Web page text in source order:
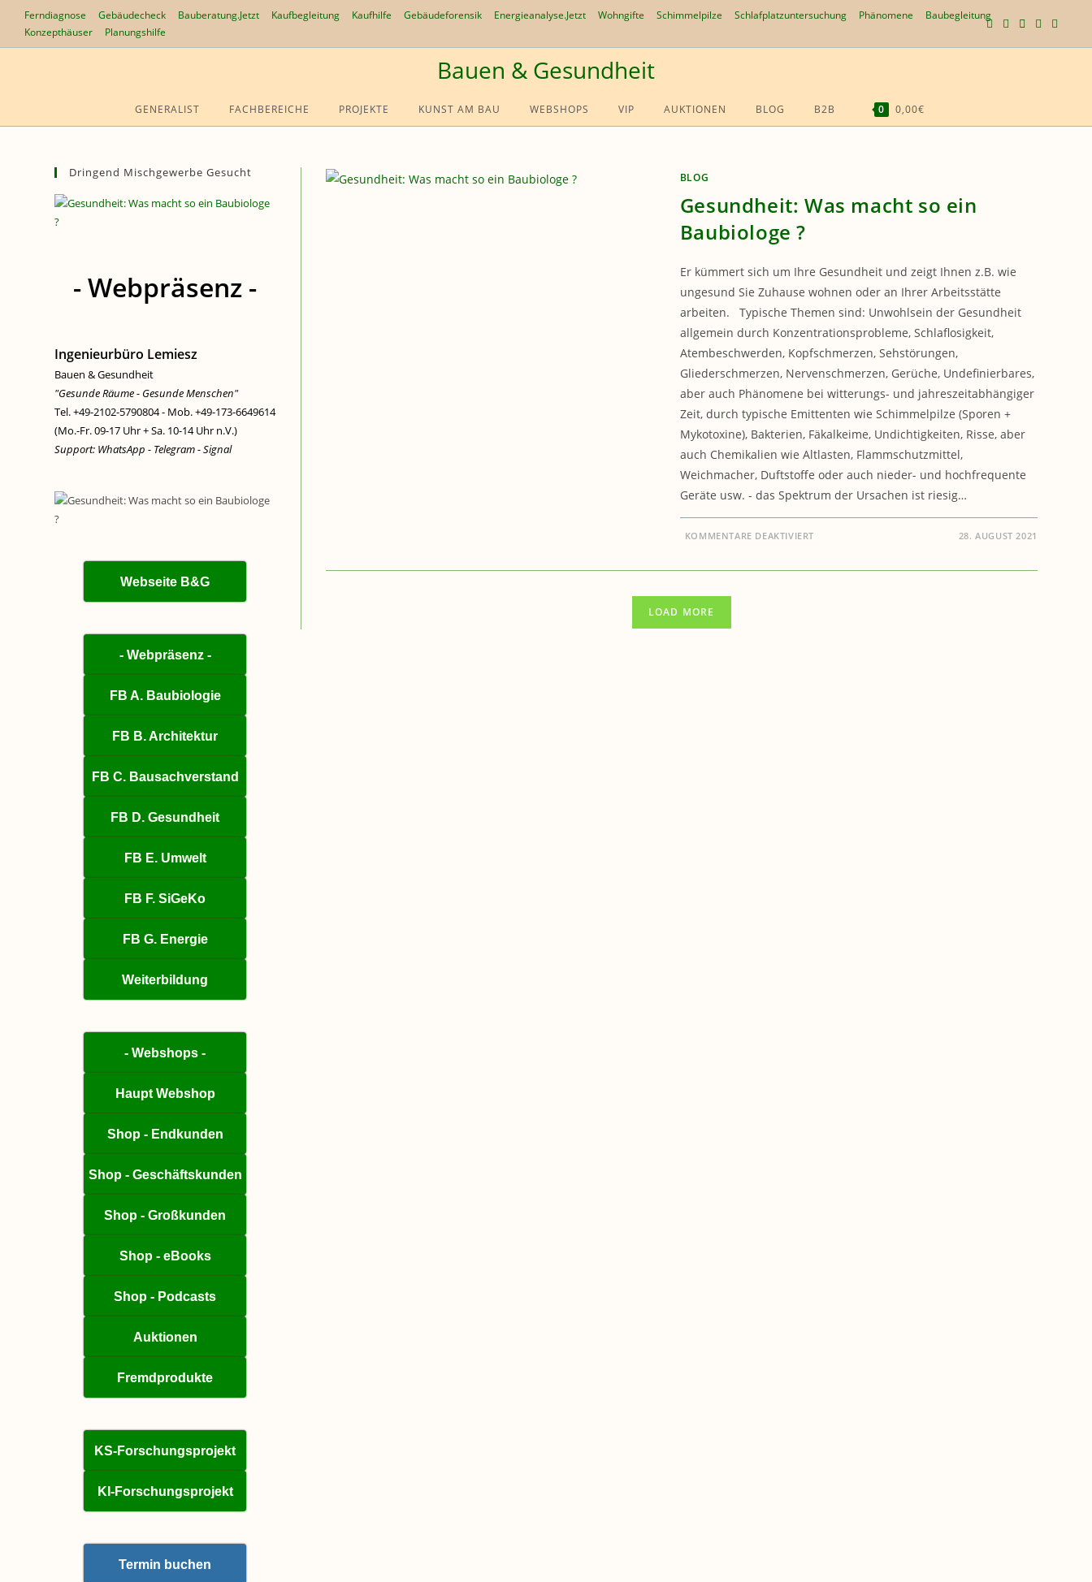
Inhalt
springen
Ferndiagnose Gebäudecheck Bauberatung.Jetzt Kaufbegleitung Kaufhilfe Gebäudeforensik Energieanalyse.Jetzt Wohngifte Schimmelpilze Schlafplatzuntersuchung Phänomene
Baubegleitung
Konzepthäuser
Planungshilfe
Bauen & Gesundheit
GENERALIST FACHBEREICHE PROJEKTE KUNST AM BAU WEBSHOPS VIP AUKTIONEN BLOG B2B 0 0,00€
WEBSITE-
Dringend Mischgewerbe Gesucht
- Webpräsenz -
Ingenieurbüro Lemiesz
Bauen & Gesundheit
"Gesunde Räume - Gesunde Menschen"
Tel. +49-2102-5790804 - Mob. +49-173-6649614
(Mo.-Fr. 09-17 Uhr + Sa. 10-14 Uhr n.V.)
Support: WhatsApp - Telegram - Signal
Webseite B&G
- Webpräsenz -
FB A. Baubiologie
FB B. Architektur
FB C. Bausachverstand
FB D. Gesundheit
FB E. Umwelt
FB F. SiGeKo
FB G. Energie
Weiterbildung
- Webshops -
Haupt Webshop
Shop - Endkunden
Shop - Geschäftskunden
Shop - Großkunden
Shop - eBooks
Shop - Podcasts
Auktionen
Fremdprodukte
KS-Forschungsprojekt
KI-Forschungsprojekt
Termin buchen
BLOG
Gesundheit: Was macht so ein
Baubiologe ?
Er kümmert sich um Ihre Gesundheit und zeigt Ihnen z.B. wie
ungesund Sie Zuhause wohnen oder an Ihrer Arbeitsstätte
arbeiten. Typische Themen sind: Unwohlsein der Gesundheit
allgemein durch Konzentrationsprobleme, Schlaflosigkeit,
Atembeschwerden, Kopfschmerzen, Sehstörungen,
Gliederschmerzen, Nervenschmerzen, Gerüche, Undefinierbares,
aber auch Phänomene bei witterungs- und jahreszeitabhängiger
Zeit, durch typische Emittenten wie Schimmelpilze (Sporen +
Mykotoxine), Bakterien, Fäkalkeime, Undichtigkeiten, Risse, aber
auch Chemikalien wie Altlasten, Flammschutzmittel,
Weichmacher, Duftstoffe oder auch nieder- und hochfrequente
Geräte usw. - das Spektrum der Ursachen ist riesig…
KOMMENTARE DEAKTIVIERT
MACHT
28. AUGUST 2021
LOAD MORE